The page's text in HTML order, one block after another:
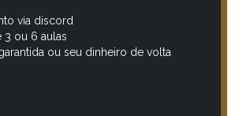
via discord
3 ou 6 aulas
ou seu dinheiro de volta